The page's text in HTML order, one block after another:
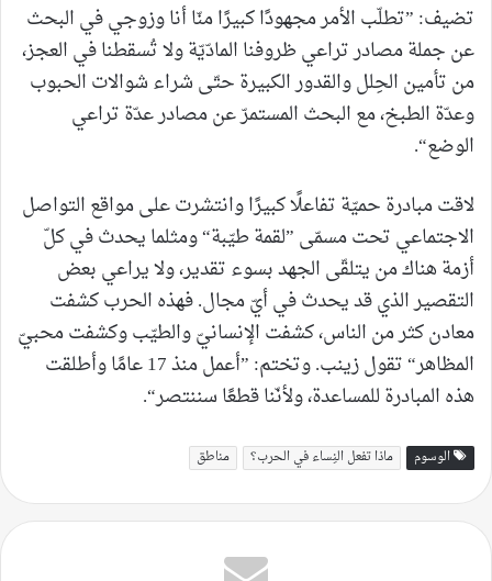
تضيف: ”تطلّب الأمر مجهودًا كبيرًا منّا أنا وزوجي في البحث
عن جملة مصادر تراعي ظروفنا المادّيّة ولا تُسقطنا في العجز،
من تأمين الحِلل والقدور الكبيرة حتّى شراء شوالات الحبوب
وعدّة الطبخ، مع البحث المستمرّ عن مصادر عدّة تراعي
الوضع“.
لاقت مبادرة حميّة تفاعلًا كبيرًا وانتشرت على مواقع التواصل
الاجتماعي تحت مسمّى ”لقمة طيّبة“ ومثلما يحدث في كلّ
أزمة هناك من يتلقّى الجهد بسوء تقدير، ولا يراعي بعض
التقصير الذي قد يحدث في أيّ مجال. فهذه الحرب كشفت
معادن كثر من الناس، كشفت الإنسانيّ والطيّب وكشفت محبيّ
المظاهر“ تقول زينب. وتختم: ”أعمل منذ 17 عامًا وأطلقت
هذه المبادرة للمساعدة، ولأنّنا قطعًا سننتصر“.
الوسوم ماذا تفعل النِساء في الحرب؟ مناطق